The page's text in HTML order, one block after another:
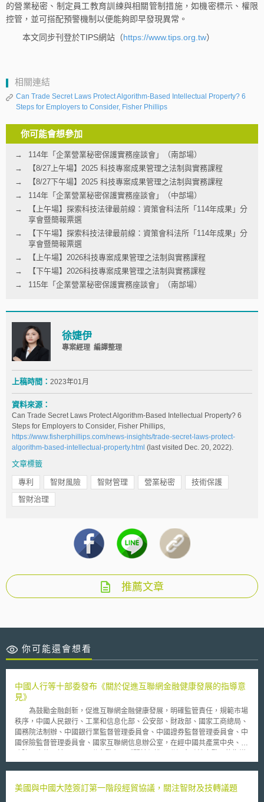
的營業秘密、制定員工教育訓練與相關管制措施，如機密標示、權限
控管，並可搭配預警機制以便能夠即早發現異常。
本文同步刊登於TIPS網站（https://www.tips.org.tw）
相關連結
Can Trade Secret Laws Protect Algorithm-Based Intellectual Property? 6
Steps for Employers to Consider, Fisher Phillips
你可能會想參加
114年「企業營業秘密保護實務座談會」（南部場）
【8/27上午場】2025 科技專案成果管理之法制與實務課程
【8/27下午場】2025 科技專案成果管理之法制與實務課程
114年「企業營業秘密保護實務座談會」（中部場）
【上午場】探索科技法律最前線：資策會科法所「114年成果」分
享會暨簡報票選
【下午場】探索科技法律最前線：資策會科法所「114年成果」分
享會暨簡報票選
【上午場】2026科技專案成果管理之法制與實務課程
【下午場】2026科技專案成果管理之法制與實務課程
115年「企業營業秘密保護實務座談會」（南部場）
徐婕伊
專案經理 編譯整理
上稿時間： 2023年01月
資料來源：
Can Trade Secret Laws Protect Algorithm-Based Intellectual Property? 6
Steps for Employers to Consider, Fisher Phillips,
https://www.fisherphillips.com/news-insights/trade-secret-laws-protect-
algorithm-based-intellectual-property.html (last visited Dec. 20, 2022).
文章標籤
專利 智財風險 智財管理 營業秘密
技術保護
智財治理
推薦文章
你可能還會想看
中國人行等十部委發布《關於促進互聯網金融健康發展的指導意
見》
為鼓勵金融創新，促進互聯網金融健康發展，明確監管責任，規範市場
秩序，中國人民銀行、工業和信息化部、公安部、財政部、國家工商總局、
國務院法制辦、中國銀行業監督管理委員會、中國證券監督管理委員會、中
國保險監督管理委員會、國家互聯網信息辦公室，在經中國共產黨中央、國
意見》。(下稱《指導意見》) 該《指導意見》首次讓中國的互聯網金融
依」，按照《指導意見》，未來在監管職責劃分上，人民銀行將負責互聯網
美國與中國大陸簽訂第一階段經貿協議，關注智財及技轉議題